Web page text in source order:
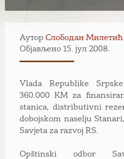
Аутор Слободан Милетић
Објављено 15. јул 2008.
Vlada Republike
360.000 KM za
stanica, distributivni
dobojskom naselju
Savjeta za razvoj RS.
Opštinski odbor